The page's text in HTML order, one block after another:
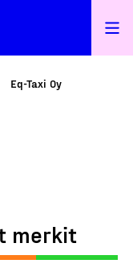
Eq-Taxi Oy
merkit